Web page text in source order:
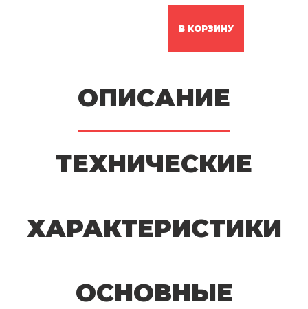
В КОРЗИНУ
ОПИСАНИЕ
ТЕХНИЧЕСКИЕ
ХАРАКТЕРИСТИКИ
ОСНОВНЫЕ